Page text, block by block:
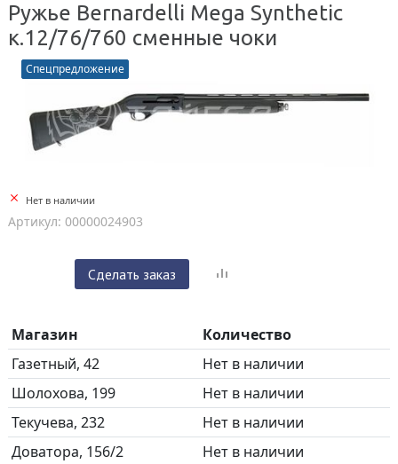
Ружье Bernardelli Mega Synthetic
к.12/76/760 сменные чоки
Спецпредложение
Нет в наличии
Артикул: 00000024903
Сделать заказ
Магазин
Количество
Газетный, 42
Нет в наличии
Шолохова, 199
Нет в наличии
Текучева, 232
Нет в наличии
Доватора, 156/2
Нет в наличии